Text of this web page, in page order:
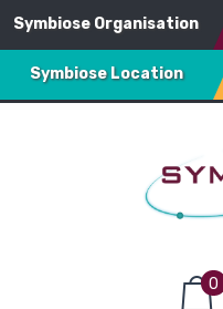
Symbiose Organisation
Symbiose Location
0